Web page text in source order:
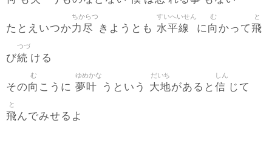
たとえいつか力尽
ちからつ
きようとも 水平線
すいへいせん
に向
む
かって飛
と
び続
つづ
ける
その向
む
こうに 夢叶
ゆめかな
うという 大地
だいち
があると 信
しん
じて
飛
と
んでみせるよ